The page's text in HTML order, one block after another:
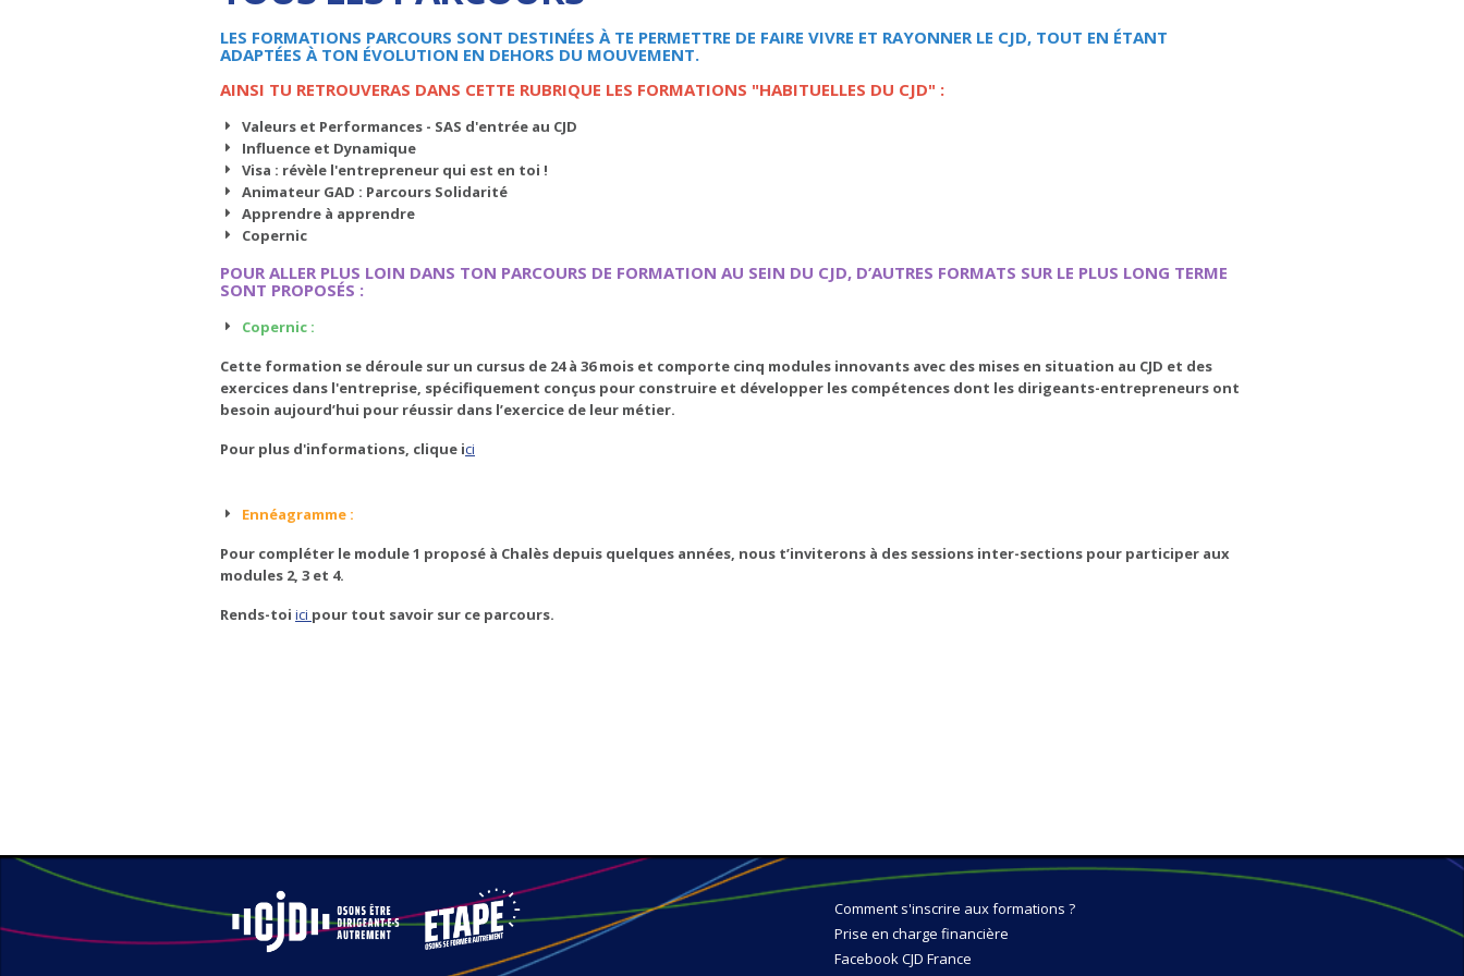
LES FORMATIONS PARCOURS SONT DESTINÉES À TE PERMETTRE DE FAIRE VIVRE ET RAYONNER LE CJD, TOUT EN ÉTANT
ADAPTÉES À TON ÉVOLUTION EN DEHORS DU MOUVEMENT.
AINSI TU RETROUVERAS DANS CETTE RUBRIQUE LES FORMATIONS "HABITUELLES DU CJD" :
Valeurs et Performances - SAS d'entrée au CJD
Influence et Dynamique
Visa : révèle l'entrepreneur qui est en toi !
Animateur GAD : Parcours Solidarité
Apprendre à apprendre
Copernic
POUR ALLER PLUS LOIN DANS TON PARCOURS DE FORMATION AU SEIN DU CJD, D’AUTRES FORMATS SUR LE PLUS LONG TERME
SONT PROPOSÉS :
Copernic :
Cette formation se déroule sur un cursus de 24 à 36 mois et comporte cinq modules innovants avec des mises en situation au CJD et des
exercices dans l'entreprise, spécifiquement conçus pour construire et développer les compétences dont les dirigeants-entrepreneurs ont
besoin aujourd’hui pour réussir dans l’exercice de leur métier.
Pour plus d'informations, clique ici
Ennéagramme :
Pour compléter le module 1 proposé à Chalès depuis quelques années, nous t’inviterons à des sessions inter-sections pour participer aux
modules 2, 3 et 4.
Rends-toi ici pour tout savoir sur ce parcours.
Comment s'inscrire aux formations ?
Prise en charge financière
Facebook CJD France